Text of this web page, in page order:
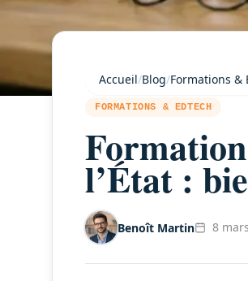
Accueil/Blog/Formations &
FORMATIONS & EDTECH
l’État :
Benoît Martin 8